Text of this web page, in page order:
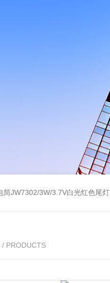
筒JW7302/3W/3.7V白光红色尾灯
/ PRODUCTS